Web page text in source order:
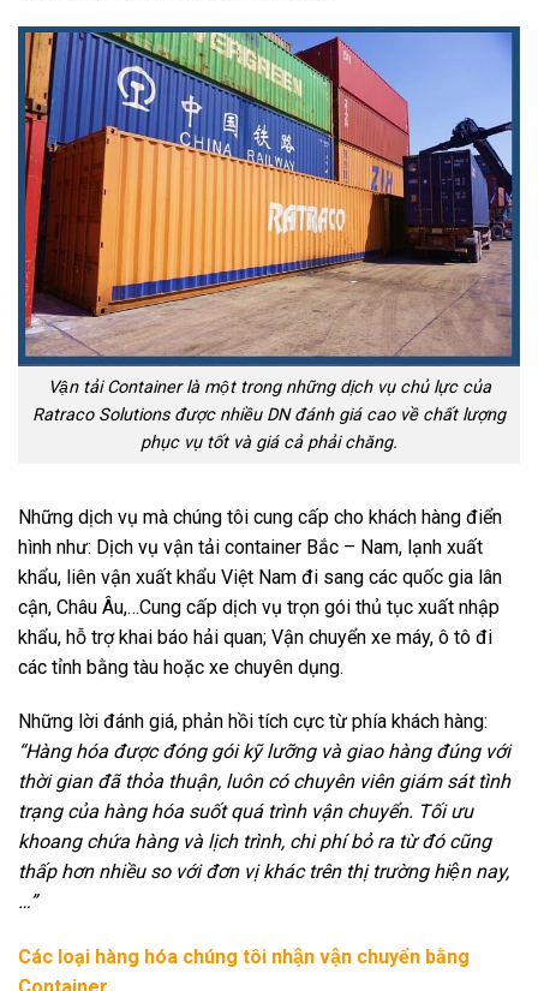
Vận tải Container là một trong những dịch vụ chủ lực của
Ratraco Solutions được nhiều DN đánh giá cao về chất lượng
phục vụ tốt và giá cả phải chăng.
Những dịch vụ mà chúng tôi cung cấp cho khách hàng điển
hình như: Dịch vụ vận tải container Bắc – Nam, lạnh xuất
khẩu, liên vận xuất khẩu Việt Nam đi sang các quốc gia lân
cận, Châu Âu,…Cung cấp dịch vụ trọn gói thủ tục xuất nhập
khẩu, hỗ trợ khai báo hải quan; Vận chuyển xe máy, ô tô đi
các tỉnh bằng tàu hoặc xe chuyên dụng.
Những lời đánh giá, phản hồi tích cực từ phía khách hàng:
“Hàng hóa được đóng gói kỹ lưỡng và giao hàng đúng với
thời gian đã thỏa thuận, luôn có chuyên viên giám sát tình
trạng của hàng hóa suốt quá trình vận chuyển. Tối ưu
khoang chứa hàng và lịch trình, chi phí bỏ ra từ đó cũng
thấp hơn nhiều so với đơn vị khác trên thị trường hiện nay,
…”
Các loại hàng hóa chúng tôi nhận vận chuyển bằng